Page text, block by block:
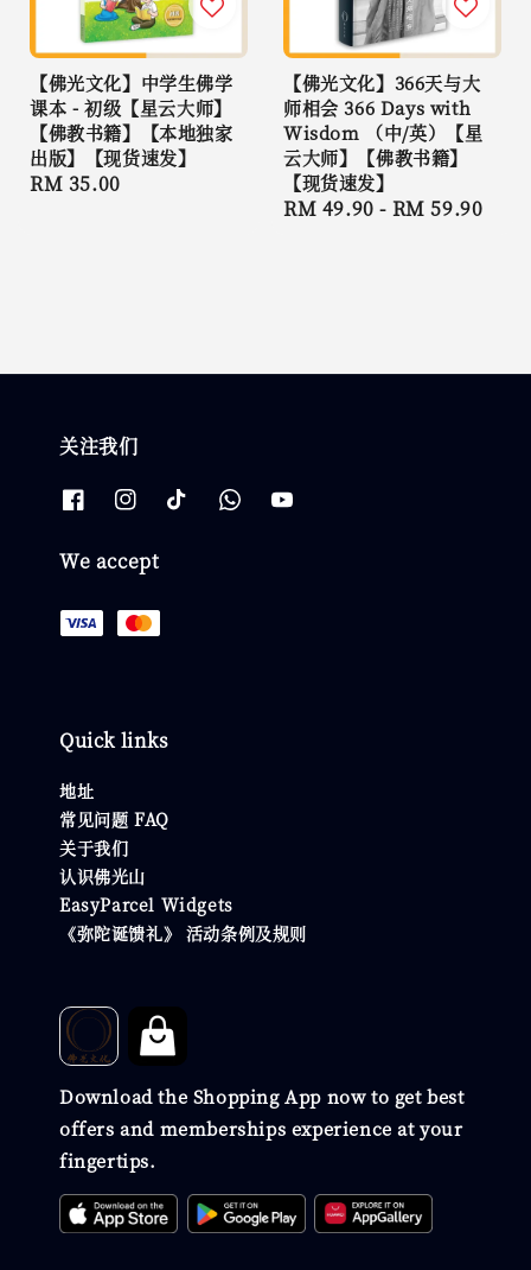
【佛光文化】中学生佛学
课本 - 初级【星云大师】
【佛教书籍】【本地独家
出版】【现货速发】
Regular
RM 35.00
【佛光文化】366天与大
师相会 366 Days with
Wisdom （中/英）【星
云大师】【佛教书籍】
【现货速发】
Regular
RM 49.90 - RM 59.90
关注我们
We accept
Quick links
地址
常见问题 FAQ
关于我们
认识佛光山
EasyParcel Widgets
《弥陀诞馈礼》 活动条例及规则
Download the Shopping App now to get best
offers and memberships experience at your
fingertips.